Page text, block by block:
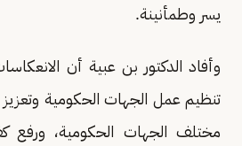
يسر وطمأنينة.
وأفاد الدكتور بن عبية أن
تنظيم عمل الجهات الحكومية
مختلف الجهات الحكومية، ورفع